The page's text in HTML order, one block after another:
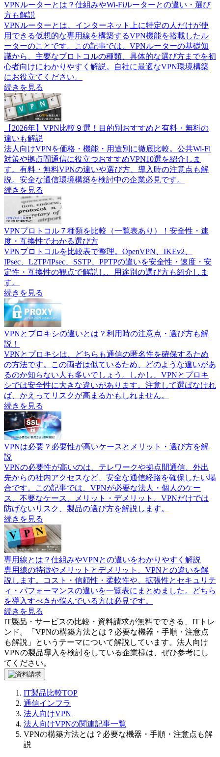
VPNルーターとは？仕組みやWi-Fiルーターとの違い・選び
方も解説
VPNルーターとは、インターネット上に特定の人だけが使
用できる仮想的な専用線を構築するVPN機能を搭載したル
ーターのことです。この記事では、VPNルーターの基礎知
識から、主要なプロトコルの種類、具体的な選び方までを初
心者向けにわかりやすく解説。自社に最適なVPN環境構築
にお役立てください。
続きを見る
【2026年】VPN比較９選！目的別おすすめと有料・無料の
違いも解説
法人向けVPNを価格・機能・用途別に徹底比較。公共Wi-Fi
対策や拠点間通信に役立つおすすめVPN10選を紹介しま
す。有料・無料VPNの違いや選び方、導入時の注意点も解
説。安全な通信環境構築を検討中の企業必見です。
続きを見る
VPNプロトコル７種類を比較（一覧表あり）！安全性・速
度・互換性でわかる選び方
VPNプロトコルを比較表で整理。OpenVPN、IKEv2、
IPsec、L2TP/IPsec、SSTP、PPTPの違いを安全性・速度・安
定性・互換性の観点で解説し、用途別の選び方も紹介しま
す。
続きを見る
VPNとプロキシの違いとは？利用時の注意点・選び方も解
説！
VPNとプロキシは、どちらも通信の匿名性を確保するため
の方法です。この両者は似ているため、どのような違いがあ
るのか知らない人も多いでしょう。しかし、VPNとプロキ
シでは安全性に大きな違いがあります。注意して選ばなけれ
ば、かえってリスクが高まるかもしれません。
続きを見る
VPNは必要？必要性が高いケースとメリット・選び方を解
説
VPNの必要性が高いのは、テレワークや拠点間通信、外出
先からの社内アクセスなど、安全な通信経路を確保したい場
合です。この記事では、VPNが必要な法人・個人のケー
ス、不要なケース、メリット・デメリット、VPNだけでは
防げないリスク、製品の選び方を解説します。
続きを見る
専用線とは？仕組みやVPNとの違いをわかりやすく解説
専用線の特徴やメリットとデメリット、VPNとの違いを解
説します。コスト・信頼性・柔軟性や、拡張性とセキュリテ
ィ・パフォーマンスの違いを一覧表にまとめました。どちら
を導入すべきか悩んでいる方は必見です。
続きを見る
IT製品・サービスの比較・資料請求が無料でできる、ITトレ
ンド。「 VPNの構築方法とは？必要な機器・手順・注意点
も解説 」というテーマについて解説しています。 法人向け
VPNの製品導入を検討をしている企業様は、ぜひ参考にし
てください。
IT製品比較TOP
通信インフラ
法人向けVPN
法人向けVPNの関連記事一覧
VPNの構築方法とは？必要な機器・手順・注意点も解
説